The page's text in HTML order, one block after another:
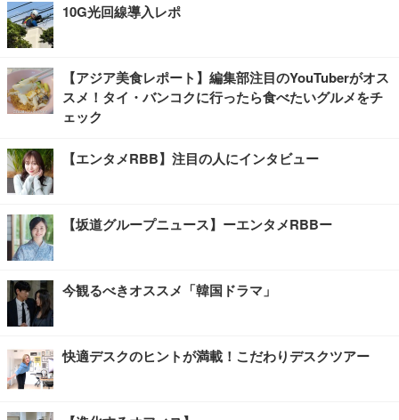
10G光回線導入レポ
【アジア美食レポート】編集部注目のYouTuberがオス
スメ！タイ・バンコクに行ったら食べたいグルメをチ
ェック
【エンタメRBB】注目の人にインタビュー
【坂道グループニュース】ーエンタメRBBー
今観るべきオススメ「韓国ドラマ」
快適デスクのヒントが満載！こだわりデスクツアー